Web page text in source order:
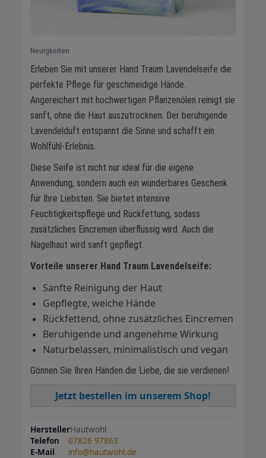
Neuigkeiten
Erleben Sie mit unserer Hand Traum Lavendelseife die
perfekte Pflege für geschmeidige Hände.
Angereichert mit hochwertigen Pflanzenölen reinigt sie
sanft, ohne die Haut auszutrocknen. Der beruhigende
Lavendelduft entspannt die Sinne und schafft ein
Wohlfühl-Erlebnis.
Diese Seife ist nicht nur ideal für die eigene
Anwendung, sondern auch ein wunderbares Geschenk
für Ihre Liebsten. Sie bietet intensive
Feuchtigkeitspflege und Rückfettung, sodass
zusätzliches Eincremen überflüssig wird. Auch die
Nagelhaut wird sanft gepflegt.
Vorteile unserer Hand Traum Lavendelseife:
Sanfte Reinigung der Haut
Gepflegte, weiche Hände
Rückfettend, ohne zusätzliches Eincremen
Beruhigende und angenehme Wirkung
Naturbelassen, minimalistisch und vegan
Gönnen Sie Ihren Händen die Liebe, die sie verdienen!
Jetzt bestellen im unserem Shop!
HerstellerHautwohl
Telefon
07826 97863
E-Mail
info@hautwohl.de